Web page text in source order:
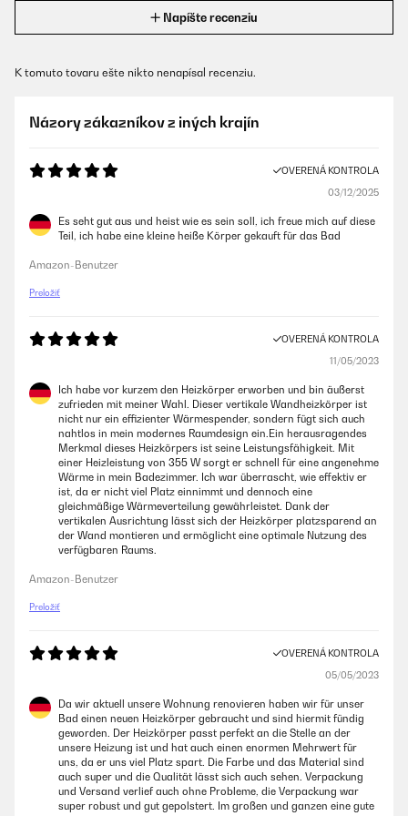
Napíšte recenziu
K tomuto tovaru ešte nikto nenapísal recenziu.
Názory zákazníkov z iných krajín
OVERENÁ KONTROLA
03/12/2025
Es seht gut aus und heist wie es sein soll, ich freue mich auf diese
Teil, ich habe eine kleine heiße Körper gekauft für das Bad
Amazon-Benutzer
Preložiť
OVERENÁ KONTROLA
11/05/2023
Ich habe vor kurzem den Heizkörper erworben und bin äußerst
zufrieden mit meiner Wahl. Dieser vertikale Wandheizkörper ist
nicht nur ein effizienter Wärmespender, sondern fügt sich auch
nahtlos in mein modernes Raumdesign ein.Ein herausragendes
Merkmal dieses Heizkörpers ist seine Leistungsfähigkeit. Mit
einer Heizleistung von 355 W sorgt er schnell für eine angenehme
Wärme in mein Badezimmer. Ich war überrascht, wie effektiv er
ist, da er nicht viel Platz einnimmt und dennoch eine
gleichmäßige Wärmeverteilung gewährleistet. Dank der
vertikalen Ausrichtung lässt sich der Heizkörper platzsparend an
der Wand montieren und ermöglicht eine optimale Nutzung des
verfügbaren Raums.
Amazon-Benutzer
Preložiť
OVERENÁ KONTROLA
05/05/2023
Da wir aktuell unsere Wohnung renovieren haben wir für unser
Bad einen neuen Heizkörper gebraucht und sind hiermit fündig
geworden. Der Heizkörper passt perfekt an die Stelle an der
unsere Heizung ist und hat auch einen enormen Mehrwert für
uns, da er uns viel Platz spart. Die Farbe und das Material sind
auch super und die Qualität lässt sich auch sehen. Verpackung
und Versand verlief auch ohne Probleme, die Verpackung war
super robust und gut gepolstert. Im großen und ganzen eine gute